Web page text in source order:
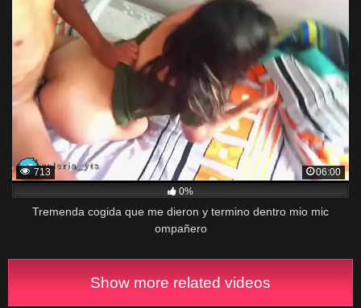
713
06:00
0%
Tremenda cogida que me dieron y termino dentro mio mic
ompañero
Show more related videos